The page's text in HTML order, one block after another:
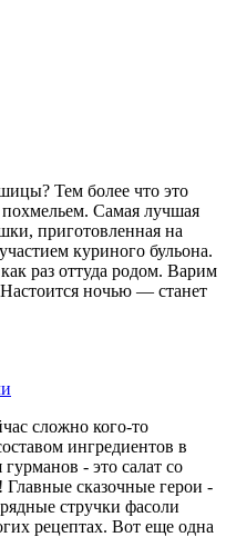
Тем более что это
Самая лучшая
приготовленная на
куриного бульона.
раз оттуда родом. Варим
ночью — станет
сложно кого-то
ингредиентов в
- это салат со
сказочные герои -
стручки фасоли
рецептах. Вот еще одна